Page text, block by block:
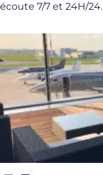
écoute 7/7 et 24H/24.